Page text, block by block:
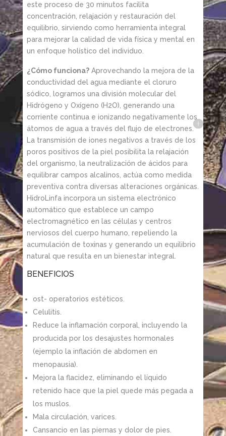
este proceso de 30 minutos facilita
concentración, relajación y restauración del
equilibrio, sirviendo como herramienta integral
para mejorar la calidad de vida física y mental en
un enfoque holístico del individuo.
¿Cómo funciona?Aprovechando la mejora de la
conductividad del agua mediante el cloruro
sódico, logramos una división molecular del
Hidrógeno y Oxígeno (H2O), generando una
corriente continua e ionizando negativamente los
átomos de agua a través del flujo de electrones.
La transmisión de iones negativos a través de los
poros positivos de la piel posibilita la relajación
del organismo, la neutralización de ácidos para
equilibrar campos alcalinos, actúa como medida
preventiva contra diversas alteraciones orgánicas.
HidroLinfa incorpora un sistema electrónico
automático que establece un campo
electromagnético en las células y centros
nerviosos del cuerpo humano, repeliendo la
acumulación de toxinas y generando un equilibrio
natural que resulta en un bienestar integral.
BENEFICIOS
ost- operatorios estéticos.
Celulitis.
Reduce la inflamación corporal, incluyendo la
producida por los desajustes hormonales
(ejemplo la inflación de abdomen en
menopausia).
Mejora la flacidez, eliminando el líquido
retenido hace que la piel quede más pegada a
los muslos.
Mala circulación, varices.
Cansancio en las piernas y dolor de pies.